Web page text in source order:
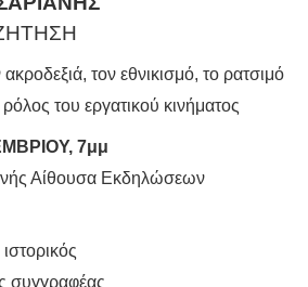
ΔΙΕΘΝΉ
ΕΙΔΉΣΕΙΣ
ΕΥΡΏΠΗ / ΒΑΛΚΆΝΙΑ
τον εθνικισμό, το ρατσιμό
του εργατικού κινήματος
7μμ
Αίθουσα Εκδηλώσεων
συγγραφέας